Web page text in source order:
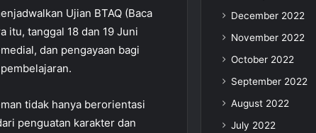
Ujian BTAQ (Baca
itu, tanggal 18 dan 19 Juni
dan pengayaan bagi
tidak hanya berorientasi
penguatan karakter dan
December 2022
November 2022
October 2022
September 2022
August 2022
July 2022